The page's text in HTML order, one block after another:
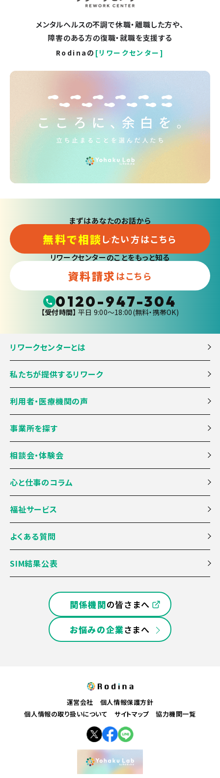
メンタルヘルスの不調で休職・離職した方や、
障害のある方の復職・就職を支援する
Rodinaの [リワークセンター]
まずはあなたのお話から
無料で相談したい方はこちら
リワークセンターのことをもっと知る
資料請求はこちら
0120-947-304
【受付時間】 平日 9:00〜18:00(無料・携帯OK)
リワークセンターとは
私たちが提供するリワーク
利用者・医療機関の声
事業所を探す
相談会・体験会
心と仕事のコラム
福祉サービス
よくある質問
SIM結果公表
関係機関の皆さまへ
お悩みの企業さまへ
運営会社
個人情報保護方針
個人情報の取り扱いについて
サイトマップ 協力機関一覧